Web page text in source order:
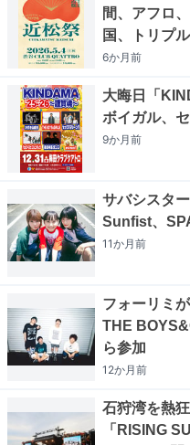
間、アフロ
国、トリプ
6か月前
大晦日「
ボイガル、
9か月前
サバシスタ
Sunfist、
11か月前
フォーリミ
THE
ら参加
12か月前
石狩湾を熱
「RISING